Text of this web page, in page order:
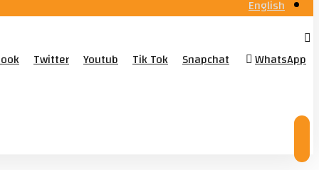
English
Twitter Youtub Tik Tok Snapchat
WhatsApp